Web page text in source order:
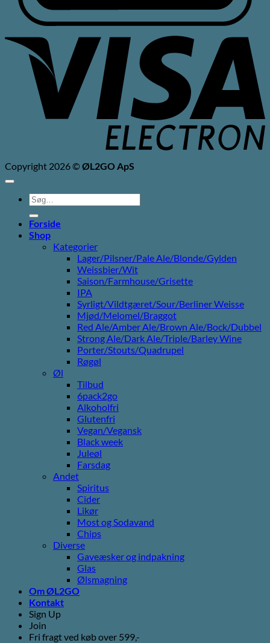
Copyright 2026 ©ØL2GO ApS
Søg
efter:
Forside
Shop
Kategorier
Lager/Pilsner/Pale Ale/Blonde/Gylden
Weissbier/Wit
Saison/Farmhouse/Grisette
IPA
Syrligt/Vildtgæret/Sour/Berliner Weisse
Mjød/Melomel/Braggot
Red Ale/Amber Ale/Brown Ale/Bock/Dubbel
Strong Ale/Dark Ale/Triple/Barley Wine
Porter/Stouts/Quadrupel
Røgøl
Øl
Tilbud
6pack2go
Alkoholfri
Glutenfri
Vegan/Vegansk
Black week
Juleøl
Farsdag
Andet
Spiritus
Cider
Likør
Most og Sodavand
Chips
Diverse
Gaveæsker og indpakning
Glas
Ølsmagning
Om ØL2GO
Kontakt
Sign Up
Join
Fri fragt ved køb over 599,-